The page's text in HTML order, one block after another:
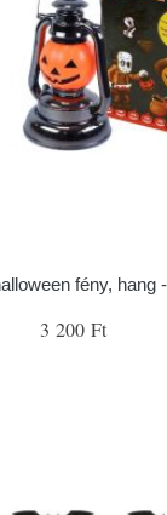
fény, hang
3 200 Ft